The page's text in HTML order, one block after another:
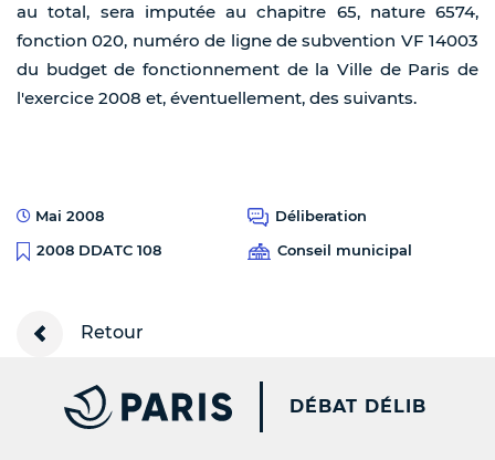
au total, sera imputée au chapitre 65, nature 6574,
fonction 020, numéro de ligne de subvention VF 14003
du budget de fonctionnement de la Ville de Paris de
l'exercice 2008 et, éventuellement, des suivants.
Mai 2008
Déliberation
2008 DDATC 108
Conseil municipal
Retour
PARIS.FR [NEW
DÉBAT DÉLIB